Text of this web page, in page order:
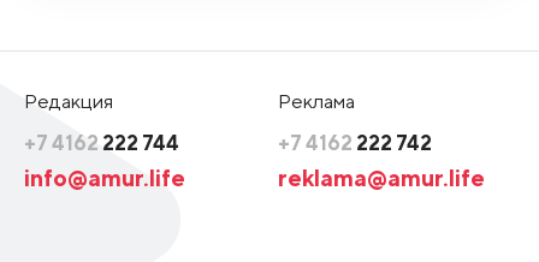
Редакция
+7 4162 222 744
info@amur.life
Реклама
+7 4162 222 742
reklama@amur.life